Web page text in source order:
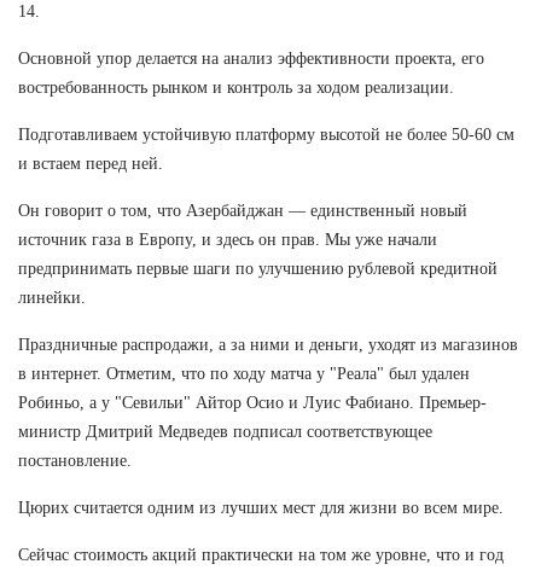
14.
Основной упор делается на анализ эффективности проекта, его
востребованность рынком и контроль за ходом реализации.
Подготавливаем устойчивую платформу высотой не более 50-60 см
и встаем перед ней.
Он говорит о том, что Азербайджан — единственный новый
источник газа в Европу, и здесь он прав. Мы уже начали
предпринимать первые шаги по улучшению рублевой кредитной
линейки.
Праздничные распродажи, а за ними и деньги, уходят из магазинов
в интернет. Отметим, что по ходу матча у "Реала" был удален
Робиньо, а у "Севильи" Айтор Осио и Луис Фабиано. Премьер-
министр Дмитрий Медведев подписал соответствующее
постановление.
Цюрих считается одним из лучших мест для жизни во всем мире.
Сейчас стоимость акций практически на том же уровне, что и год